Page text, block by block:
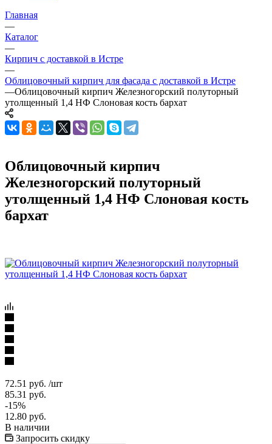
Главная
—
Каталог
—
Кирпич с доставкой в Истре
—
Облицовочный кирпич для фасада с доставкой в Истре
—Облицовочный кирпич Железногорский полуторный
утолщенный 1,4 НФ Слоновая кость бархат
Облицовочный кирпич
Железногорский полуторный
утолщенный 1,4 НФ Слоновая кость
бархат
72.51 руб. /шт
85.31 руб.
-15%
12.80 руб.
В наличии
Запросить скидку